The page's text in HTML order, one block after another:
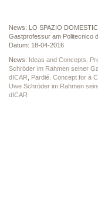
News: LO SPAZIO
Gastprofessur am Politecnico
Datum: 18-04-2016
News: Ideas and Concepts.
Schröder im Rahmen seiner
dICAR
Pardié. Concept for a
Uwe Schröder im Rahmen
dICAR